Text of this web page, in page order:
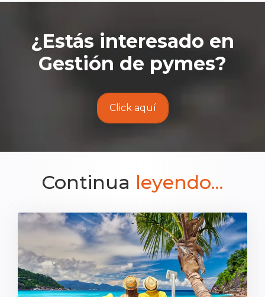
¿Estás interesado en
Gestión de pymes?
Click aquí
Continua leyendo...